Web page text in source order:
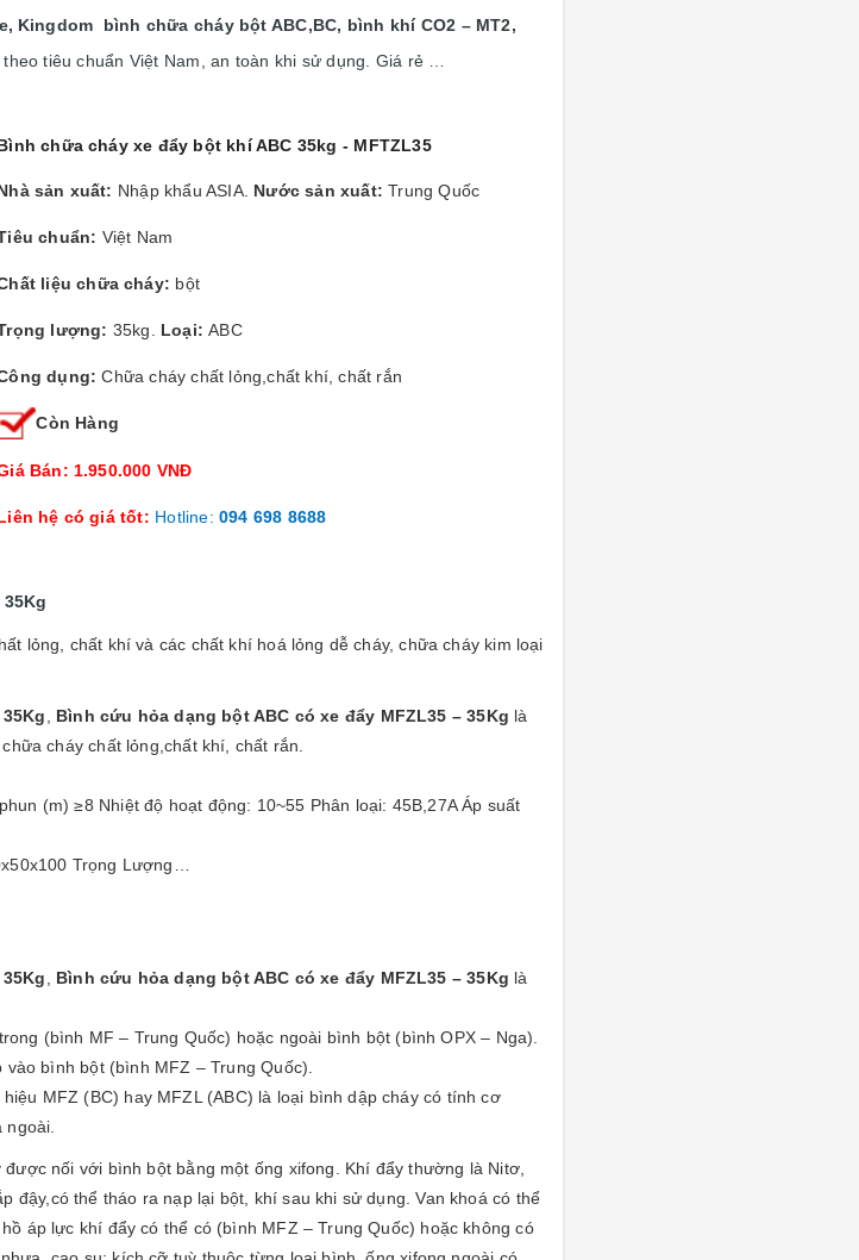
Kingdom bình chữa cháy bột ABC,BC, bình khí CO2 – MT2,
tiêu chuẩn Việt Nam, an toàn khi sử dụng. Giá rẻ …
chữa cháy xe đẩy bột khí ABC 35kg - MFTZL35
sản xuất: Nhập khẩu ASIA. Nước sản xuất: Trung Quốc
chuẩn: Việt Nam
liệu chữa cháy: bột
lượng: 35kg. Loại: ABC
dụng:Chữa cháy chất lỏng,chất khí, chất rắn
Còn Hàng
Bán: 1.950.000 VNĐ
hệ có giá tốt: Hotline: 094 698 8688
lỏng, chất khí và các chất khí hoá lỏng dễ cháy, chữa cháy kim loại
, Bình cứu hỏa dạng bột ABC có xe đẩy MFZL35 – 35Kg là
cháy chất lỏng,chất khí, chất rắn.
(m) ≥8 Nhiệt độ hoạt động: 10~55 Phân loại: 45B,27A Áp suất
Trọng Lượng…
, Bình cứu hỏa dạng bột ABC có xe đẩy MFZL35 – 35Kg là
(bình MF – Trung Quốc) hoặc ngoài bình bột (bình OPX – Nga).
bình bột (bình MFZ – Trung Quốc).
MFZ (BC) hay MFZL (ABC) là loại bình dập cháy có tính cơ
ngoài.
nối với bình bột bằng một ống xifong. Khí đẩy thường là Nitơ,
đậy,có thể tháo ra nạp lại bột, khí sau khi sử dụng. Van khoá có thể
áp lực khí đẩy có thể có (bình MFZ – Trung Quốc) hoặc không có